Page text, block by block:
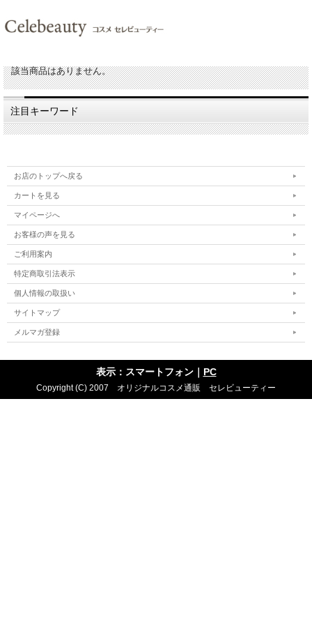
該当商品はありません。
注目キーワード
お店のトップへ戻る
カートを見る
マイページへ
お客様の声を見る
ご利用案内
特定商取引法表示
個人情報の取扱い
サイトマップ
メルマガ登録
表示：スマートフォン｜ PC
Copyright (C) 2007 オリジナルコスメ通販 セレビューティー